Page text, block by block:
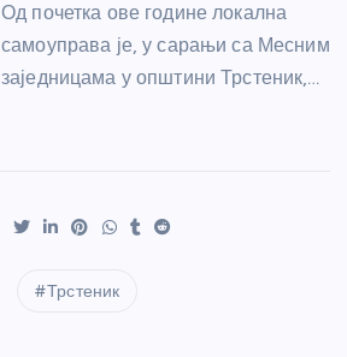
Од почетка ове године локална
самоуправа је, у сарањи са Месним
заједницама у општини Трстеник,…
Трстеник